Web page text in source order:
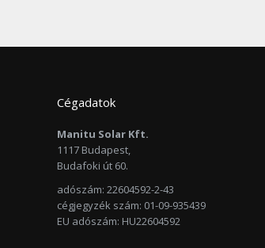
Cégadatok
Manitu Solar Kft.
1117 Budapest,
Budafoki út 60.
adószám: 22604592-2-43
cégjegyzék szám: 01-09-935439
EU adószám: HU22604592